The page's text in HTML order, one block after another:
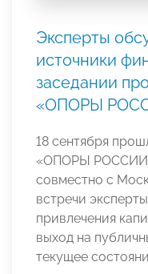
Эксперты
источники
заседании
«ОПОРЫ
18 сентября
«ОПОРЫ
совместно с
встречи
привлечения
выход на
текущее